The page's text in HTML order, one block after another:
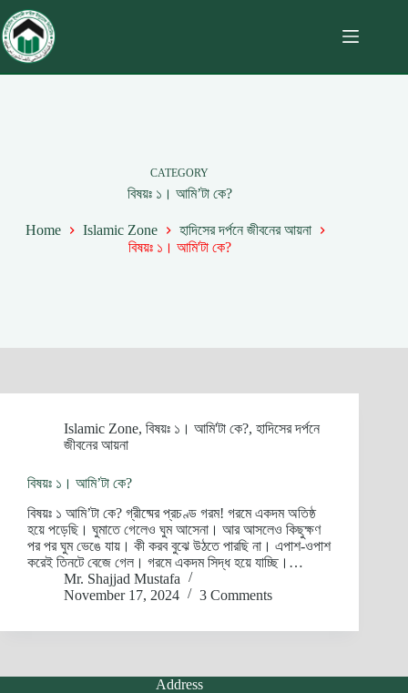
CATEGORY
বিষয়ঃ ১। আমি’টা কে?
Home Islamic Zone
হাদিসের দর্পনে জীবনের আয়না
বিষয়ঃ ১। আমি'টা কে?
Islamic Zone, বিষয়ঃ ১। আমি'টা কে?, হাদিসের দর্পনে
জীবনের আয়না
বিষয়ঃ ১। আমি’টা কে?
বিষয়ঃ ১ আমি’টা কে? গ্রীষ্মের প্রচণ্ড গরম! গরমে একদম অতিষ্ঠ
হয়ে পড়েছি। ঘুমাতে গেলেও ঘুম আসেনা। আর আসলেও কিছুক্ষণ
পর পর ঘুম ভেঙে যায়। কী করব বুঝে উঠতে পারছি না। এপাশ-ওপাশ
করেই তিনটে বেজে গেল। গরমে একদম সিদ্ধ হয়ে যাচ্ছি।…
Mr. Shajjad Mustafa
November 17, 2024
3 Comments
Address